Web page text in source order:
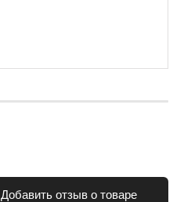
Добавить отзыв о товаре